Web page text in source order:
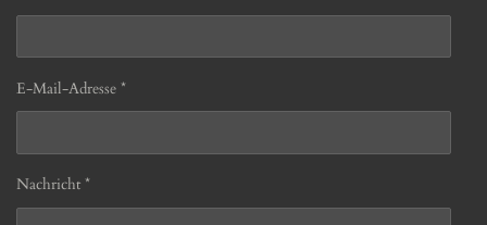
E-Mail-Adresse *
Nachricht *